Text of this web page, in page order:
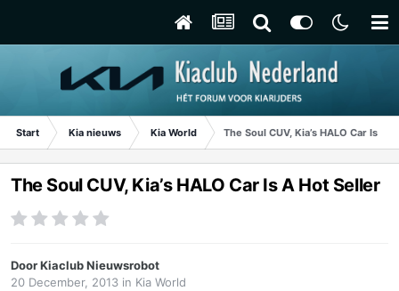
Start Kia nieuws Kia World The Soul CUV, Kia’s HALO Car Is A
The Soul CUV, Kia’s HALO Car Is A Hot Seller
DoorKiaclub Nieuwsrobot
20 December, 2013 in Kia World